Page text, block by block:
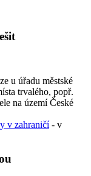
u úřadu městské
trvalého, popř.
na území České
v zahraničí- v